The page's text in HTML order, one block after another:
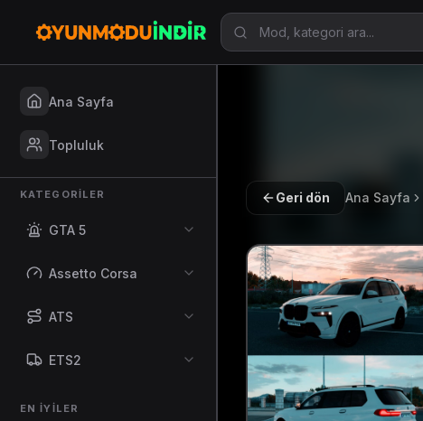
Ana Sayfa
Topluluk
KATEGORILER
GTA 5
Assetto Corsa
ATS
ETS2
EN İYILER
Geri dön Ana Sayfa